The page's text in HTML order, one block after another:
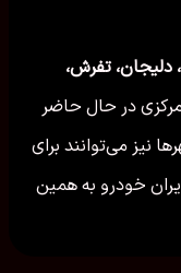
تفرش،
در حال حاضر
نیز می‌توانند برای
خودرو به همین